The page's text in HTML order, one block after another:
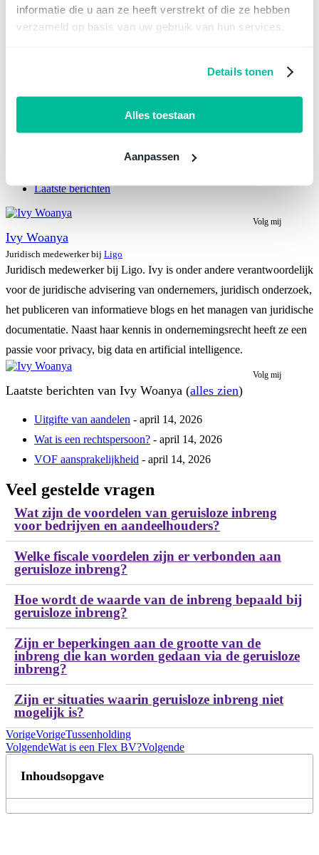
informatie die u aan ze heeft verstrekt of die ze hebben
verzameld op basis van uw gebruik van hun services.
Details tonen
Alles toestaan
Aanpassen
Plan een gratis adviesgesprek
Laatste berichten
Volg mij
Ivy Woanya
Juridisch medewerkerbij Ligo
Juridisch medewerker bij Ligo. Ivy is onder andere verantwoordelijk
voor de juridische advisering van ondernemers, juridisch onderzoek,
het publiceren van informatieve blogs en het managen van juridische
documentatie. Naast haar kennis in ondernemingsrecht heeft ze een
passie voor privacy, big data en artificial intelligence.
Volg mij
Laatste berichten van Ivy Woanya (alles zien)
Uitgifte van aandelen - april 14, 2026
Wat is een rechtspersoon? - april 14, 2026
VOF aansprakelijkheid - april 14, 2026
Veel gestelde vragen
Wat zijn de voordelen van geruisloze inbreng
voor bedrijven en aandeelhouders?
Welke fiscale voordelen zijn er verbonden aan
geruisloze inbreng?
Hoe wordt de waarde van de inbreng bepaald bij
geruisloze inbreng?
Zijn er beperkingen aan de grootte van de
inbreng die kan worden gedaan via de geruisloze
inbreng?
Zijn er situaties waarin geruisloze inbreng niet
mogelijk is?
VorigeVorigeTussenholding
VolgendeWat is een Flex BV?Volgende
Inhoudsopgave